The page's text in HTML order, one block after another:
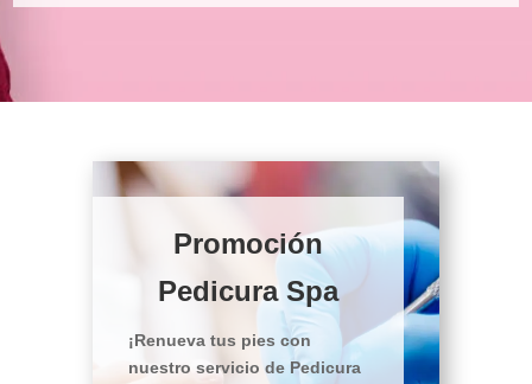
Promoción
Pedicura Spa
¡Renueva tus pies con
nuestro servicio de Pedicura